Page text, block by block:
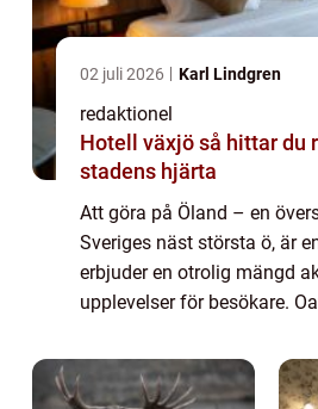
02 juli 2026 Karl Lindgren
redaktionel
Hotell växjö så hittar du rätt boende i
stadens hjärta
Att göra på Öland – en
Sveriges näst största ö, är
erbjuder en otrolig mängd
upplevelser för besökare.
avkoppling finns det något